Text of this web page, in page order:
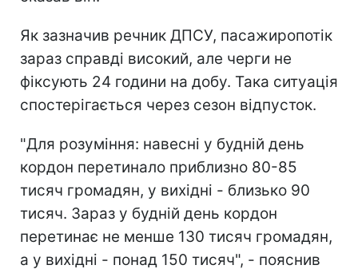
Як зазначив речник ДПСУ, пасажиропотік
зараз справді високий, але черги не
фіксують 24 години на добу. Така ситуація
спостерігається через сезон відпусток.
"Для розуміння: навесні у будній день
кордон перетинало приблизно 80-85
тисяч громадян, у вихідні - близько 90
тисяч. Зараз у будній день кордон
перетинає не менше 130 тисяч громадян,
а у вихідні - понад 150 тисяч", - пояснив